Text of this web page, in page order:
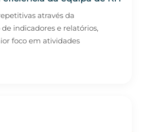
através da
indicadores e relatórios,
foco em atividades